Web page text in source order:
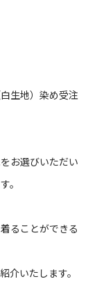
生地）染め受注
お選びいただい
。
ることができる
介いたします。